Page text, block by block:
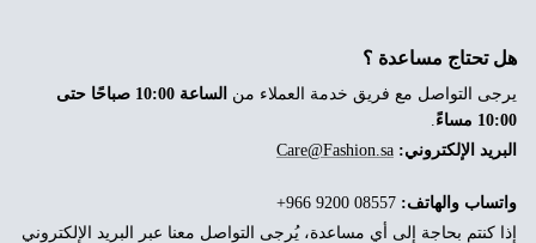
هل تحتاج مساعدة ؟
يرجى التواصل مع فريق خدمة العملاء من
الساعة 10:00 صباحًا حتى
10:00 مساءً
البريد الإلكتروني: Care@Fashion.sa
واتساب والهاتف:
إذا كنتم بحاجة إلى أي مساعدة، يُرجى التواصل معنا عبر البريد الإلكتروني